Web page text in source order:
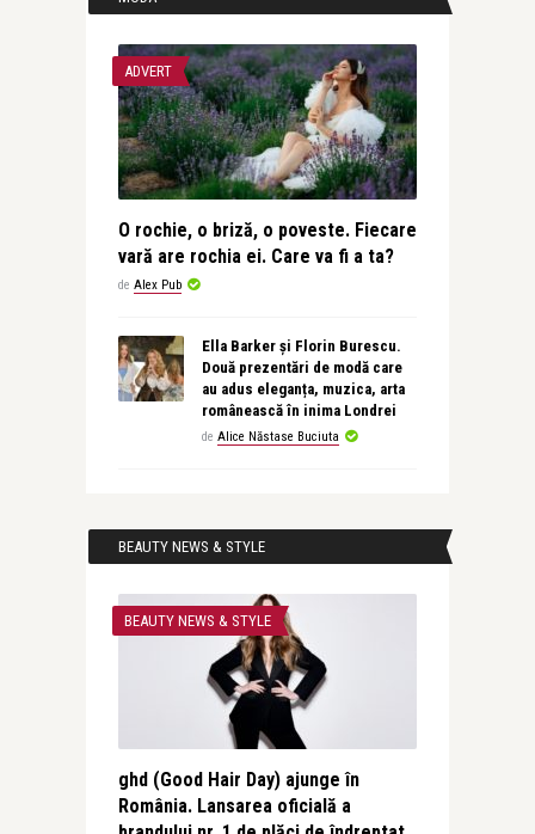
ADVERT
O rochie, o briză, o poveste. Fiecare
vară are rochia ei. Care va fi a ta?
de Alex Pub
Ella Barker și Florin Burescu.
Două prezentări de modă care
au adus eleganța, muzica, arta
românească în inima Londrei
de Alice Năstase Buciuta
BEAUTY NEWS & STYLE
BEAUTY NEWS & STYLE
ghd (Good Hair Day) ajunge în
România. Lansarea oficială a